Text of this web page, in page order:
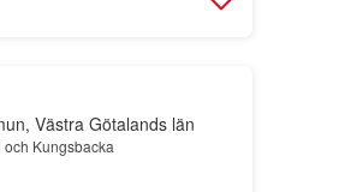
Västra Götalands län
Kungsbacka